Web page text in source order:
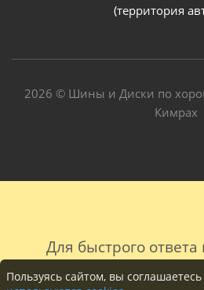
Для быстрого
(территория
2026 © Шины и Диски по
Кимрах
Пользуясь сайтом, вы